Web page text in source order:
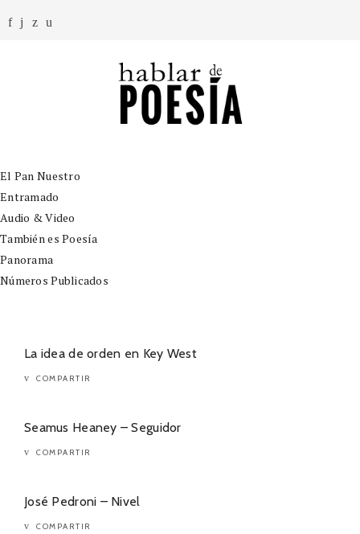
El Pan Nuestro
Entramado
Audio & Video
También es Poesía
Panorama
Números Publicados
La idea de orden en Key West
COMPARTIR
Seamus Heaney – Seguidor
COMPARTIR
José Pedroni – Nivel
COMPARTIR